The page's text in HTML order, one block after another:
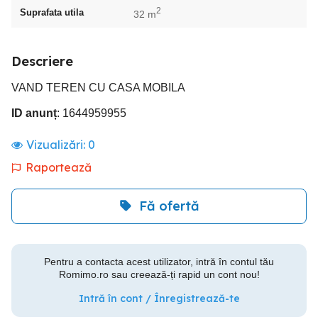
Suprafata utila 32 m2
Descriere
VAND TEREN CU CASA MOBILA
ID anunț: 1644959955
Vizualizări: 0
Raportează
Fă ofertă
Pentru a contacta acest utilizator, intră în contul tău
Romimo.ro sau creează-ți rapid un cont nou!
Intră în cont / Înregistrează-te